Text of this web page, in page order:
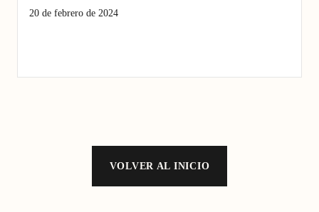
20 de febrero de 2024
VOLVER AL INICIO